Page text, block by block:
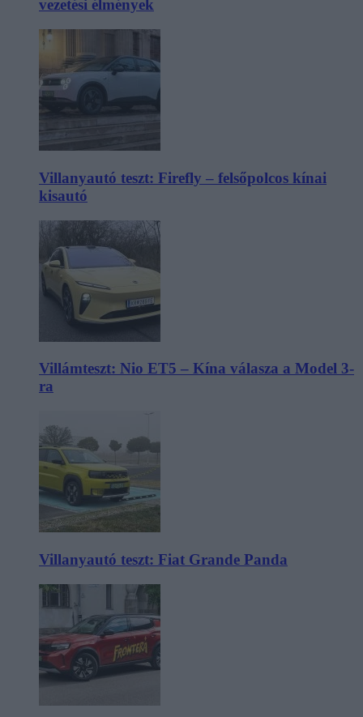
vezetési élmények
Villanyautó teszt: Firefly – felsőpolcos kínai
kisautó
Villámteszt: Nio ET5 – Kína válasza a Model 3-
ra
Villanyautó teszt: Fiat Grande Panda